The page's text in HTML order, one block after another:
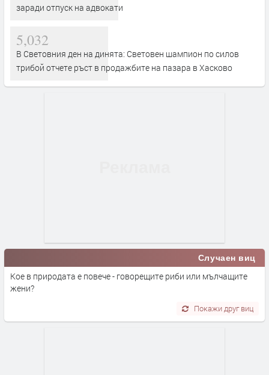
заради отпуск на адвокати
5,032
В Световния ден на динята: Световен шампион по силов
трибой отчете ръст в продажбите на пазара в Хасково
Случаен виц
Кое в природата е повече - говорещите риби или мълчащите
жени?
Покажи друг виц